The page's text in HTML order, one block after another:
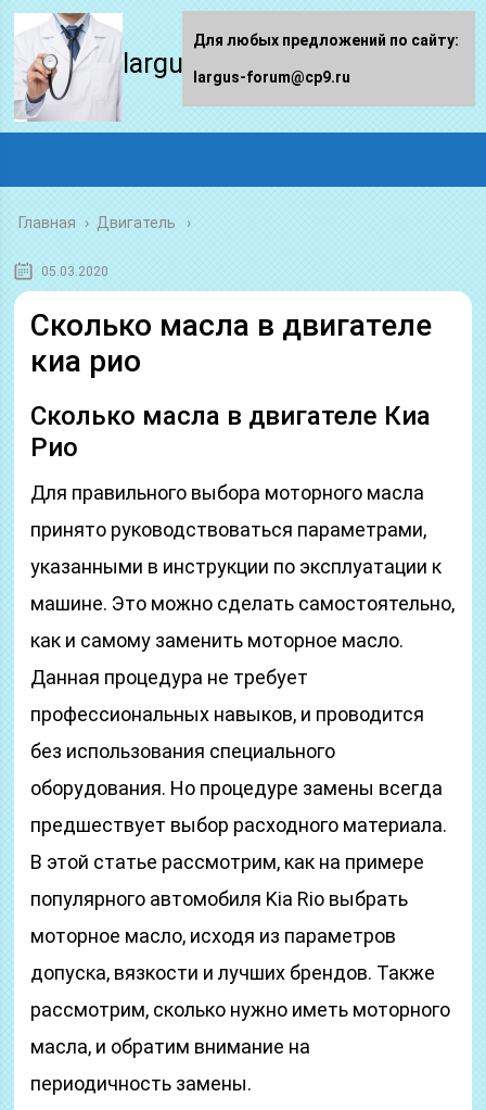
largus-forum.ru
Главная › Двигатель
05.03.2020
Сколько масла в двигателе
киа рио
Сколько масла в двигателе Киа
Рио
Для правильного выбора моторного масла
принято руководствоваться параметрами,
указанными в инструкции по эксплуатации к
машине. Это можно сделать самостоятельно,
как и самому заменить моторное масло.
Данная процедура не требует
профессиональных навыков, и проводится
без использования специального
оборудования. Но процедуре замены всегда
предшествует выбор расходного материала.
В этой статье рассмотрим, как на примере
популярного автомобиля Kia Rio выбрать
моторное масло, исходя из параметров
допуска, вязкости и лучших брендов. Также
рассмотрим, сколько нужно иметь моторного
масла, и обратим внимание на
периодичность замены.
Для любых предложений по сайту:
largus-forum@cp9.ru